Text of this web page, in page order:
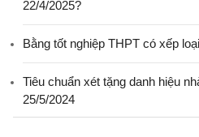
22/4/2025?
Bằng tốt nghiệp THPT có xếp
Tiêu chuẩn xét tặng danh hiệu
25/5/2024